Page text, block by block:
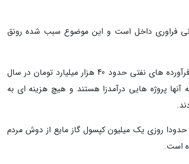
فراوری داخل است و این موضوع سبب شده رونق
وی با بیان اینکه درآمد حاصل شده از جایگزینی گاز طبیعی به جای فرآورده های نفتی حدود 40 هزار میلیارد تومان در سال
پروژه هایی درآمدزا هستند و هیچ هزینه ای به
حدودا روزی یک میلیون کپسول گاز مایع از دوش مردم
است.